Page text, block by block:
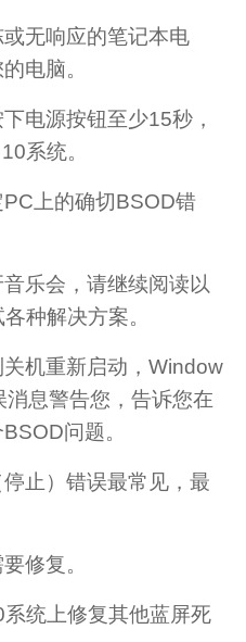
无响应的笔记本电
电脑。
电源按钮至少15秒，
系统。
上的确切BSOD错
乐会，请继续阅读以
种解决方案。
机重新启动，Window
息警告您，告诉您在
问题。
止）错误最常见，最
修复。
统上修复其他蓝屏死